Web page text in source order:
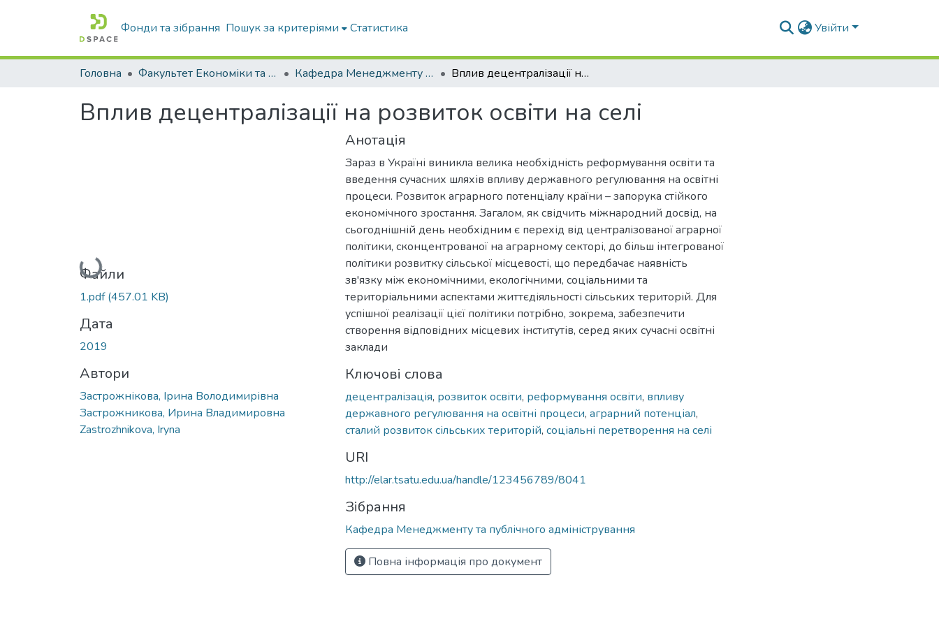
Фонди та зібрання Пошук за критеріями Статистика Увійти
Головна Факультет Економіки та бізнесу Кафедра Менеджменту та публічного адміністрування Вплив децентралізації на розвиток освіти на селі
Вплив децентралізації на розвиток освіти на селі
Вантажиться...
Файли
1.pdf(457.01 KB)
Дата
2019
Автори
Застрожнікова, Ірина Володимирівна
Застрожникова, Ирина Владимировна
Zastrozhnikova, Iryna
Анотація
Зараз в Україні виникла велика необхідність реформування освіти та
введення сучасних шляхів впливу державного регулювання на освітні
процеси. Розвиток аграрного потенціалу країни – запорука стійкого
економічного зростання. Загалом, як свідчить міжнародний досвід, на
сьогоднішній день необхідним є перехід від централізованої аграрної
політики, сконцентрованої на аграрному секторі, до більш інтегрованої
політики розвитку сільської місцевості, що передбачає наявність
зв'язку між економічними, екологічними, соціальними та
територіальними аспектами життєдіяльності сільських територій. Для
успішної реалізації цієї політики потрібно, зокрема, забезпечити
створення відповідних місцевих інститутів, серед яких сучасні освітні
заклади
Ключові слова
децентралізація, розвиток освіти, реформування освіти, впливу
державного регулювання на освітні процеси, аграрний потенціал,
сталий розвиток сільських територій, соціальні перетворення на селі
URI
http://elar.tsatu.edu.ua/handle/123456789/8041
Зібрання
Кафедра Менеджменту та публічного адміністрування
Повна інформація про документ